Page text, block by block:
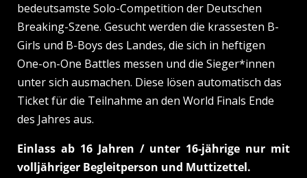
bedeutsamste Solo-Competition der Deutschen
Breaking-Szene. Gesucht werden die krassesten B-
Girls und B-Boys des Landes, die sich in heftigen
One-on-One Battles messen und die Sieger*innen
unter sich ausmachen. Diese lösen automatisch das
Ticket für die Teilnahme an den World Finals Ende
des Jahres aus.
Einlass ab 16 Jahren / unter 16-jährige nur mit
volljähriger Begleitperson und Muttizettel.